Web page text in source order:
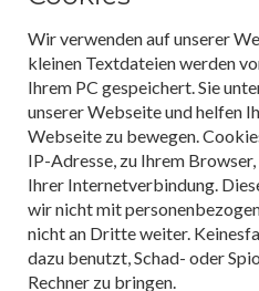
Wir verwenden auf unserer
kleinen Textdateien werden
Ihrem PC gespeichert. Sie
unserer Webseite und helfen
Webseite zu bewegen.
IP-Adresse, zu Ihrem
Ihrer Internetverbindung.
wir nicht mit
nicht an Dritte weiter.
dazu benutzt, Schad- oder
Rechner zu bringen.